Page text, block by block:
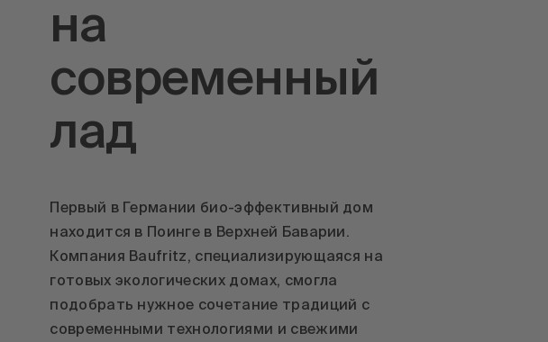
на
современный
лад
Первый в Германии био-эффективный дом
находится в Поинге в Верхней Баварии.
Компания Baufritz, специализирующаяся на
готовых экологических домах, смогла
подобрать нужное сочетание традиций с
современными технологиями и свежими